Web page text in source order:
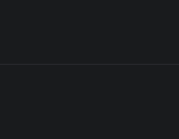
象，营造出了一种既温馨又诡异的氛围。游戏的音